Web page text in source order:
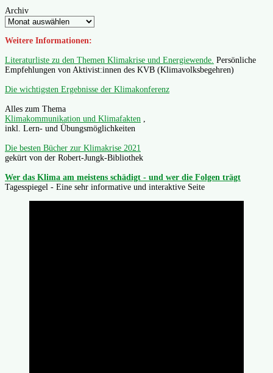
Archiv
Weitere Informationen:
Literaturliste zu den Themen Klimakrise und Energiewende. Persönliche
Empfehlungen von Aktivist:innen des KVB (Klimavolksbegehren)
Die wichtigsten Ergebnisse der Klimakonferenz
Alles zum Thema
Klimakommunikation und Klimafakten
inkl. Lern- und Übungsmöglichkeiten
Die besten Bücher zur Klimakrise 2021
gekürt von der Robert-Jungk-Bibliothek
Wer das Klima am meistens schädigt - und wer die Folgen trägt
Tagesspiegel - Eine sehr informative und interaktive Seite